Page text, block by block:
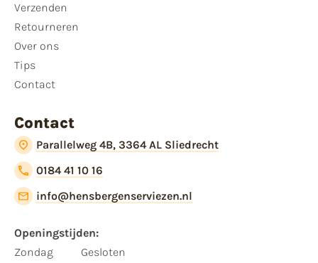
Verzenden
Retourneren
Over ons
Tips
Contact
Contact
Parallelweg 4B, 3364 AL Sliedrecht
0184 41 10 16
info@hensbergenserviezen.nl
Openingstijden:
Zondag
Gesloten